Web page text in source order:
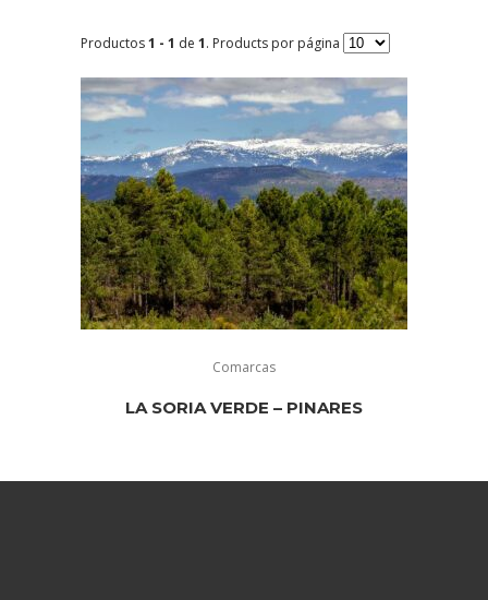
Productos1 - 1 de 1. Products por página
Comarcas
LA SORIA VERDE – PINARES